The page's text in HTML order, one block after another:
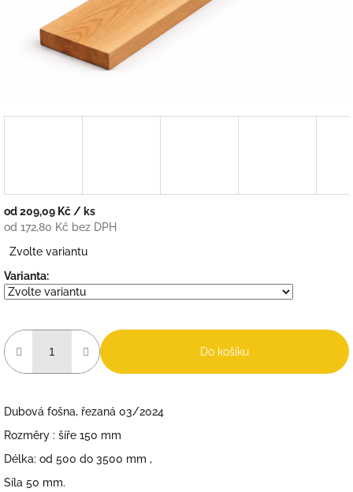
od209,09 Kč / ks
od 172,80 Kč bez DPH
cena:
Zvolte variantu
Varianta:
Do košíku
Dubová fošna, řezaná 03/2024
Rozměry : šíře 150 mm
Délka: od 500 do 3500 mm ,
Síla 50 mm.